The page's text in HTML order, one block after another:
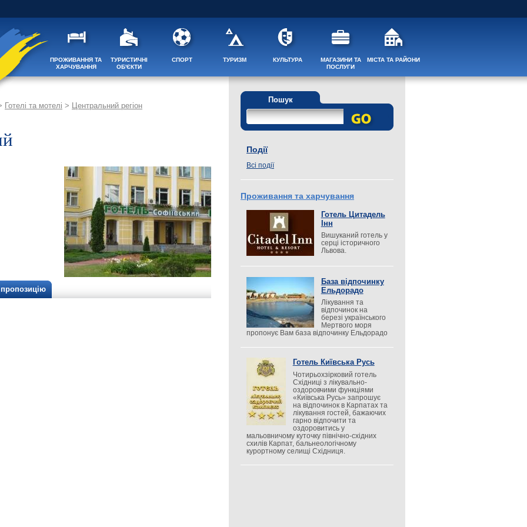
ПРОЖИВАННЯ ТА
ХАРЧУВАННЯ
ТУРИСТИЧНІ
ОБ'ЄКТИ
СПОРТ ТУРИЗМ КУЛЬТУРА
МАГАЗИНИ ТА
ПОСЛУГИ
МІСТА ТА РАЙОНИ
Готелі та мотелі > Центральний регіон
пропозицію
Пошук
Події
Всі події
Проживання та харчування
Готель Цитадель
Інн
Вишуканий готель у
серці історичного
Львова.
База відпочинку
Ельдорадо
Лікування та
відпочинок на
березі українського
Мертвого моря
пропонує Вам база відпочинку Ельдорадо
Готель Київська Русь
Чотирьохзірковий готель
Східниці з лікувально-
оздоровчими функціями
«Київська Русь» запрошує
на відпочинок в Карпатах та
лікування гостей, бажаючих
гарно відпочити та
оздоровитись у
мальовничому куточку північно-східних
схилів Карпат, бальнеологічному
курортному селищі Східниця.